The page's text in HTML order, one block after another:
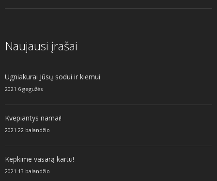
Naujausi įrašai
Ugniakurai Jūsų sodui ir kiemui
2021 6 gegužės
Kvepiantys namai!
2021 22 balandžio
Kepkime vasarą kartu!
2021 13 balandžio